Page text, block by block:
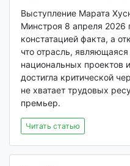
Выступление Марата
Минстроя 8 апреля 2026
констатацией факта, а
что отрасль,
национальных проектов
достигла критической
не хватает трудовых
премьер.
Читать статью